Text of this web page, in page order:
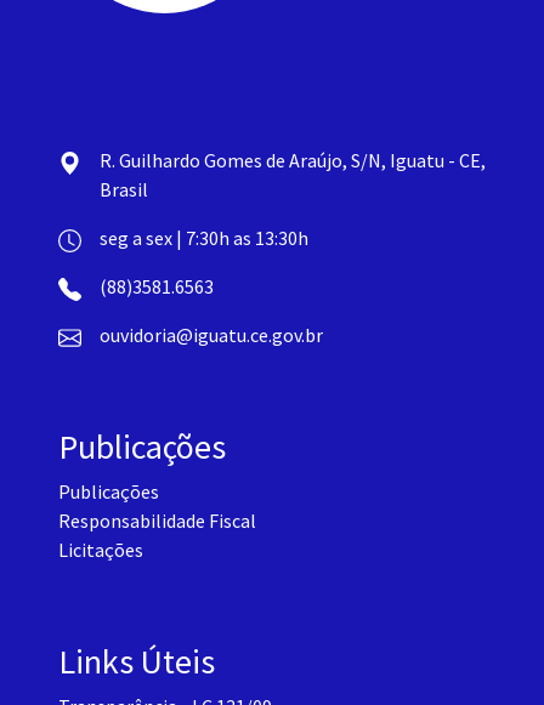
R. Guilhardo Gomes de Araújo, S/N, Iguatu - CE,
Brasil
seg a sex | 7:30h as 13:30h
(88)3581.6563
ouvidoria@iguatu.ce.gov.br
Publicações
Publicações
Responsabilidade Fiscal
Licitações
Links Úteis